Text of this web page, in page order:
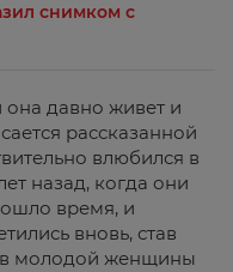
снимком с
давно живет и
рассказанной
влюбился в
назад, когда они
время, и
вновь, став
молодой женщины